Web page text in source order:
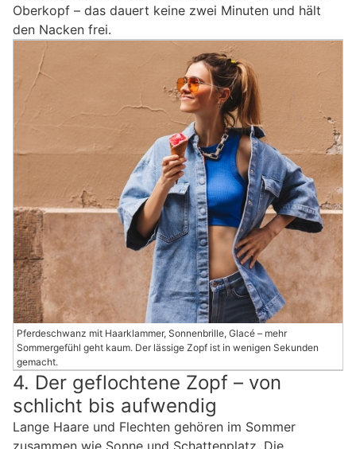
Oberkopf – das dauert keine zwei Minuten und hält
den Nacken frei.
Pferdeschwanz mit Haarklammer, Sonnenbrille, Glacé – mehr
Sommergefühl geht kaum. Der lässige Zopf ist in wenigen Sekunden
gemacht.
4. Der geflochtene Zopf – von
schlicht bis aufwendig
Lange Haare und Flechten gehören im Sommer